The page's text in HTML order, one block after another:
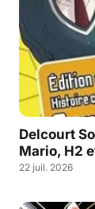
Delcourt
Mario, H2
22 juil. 2026